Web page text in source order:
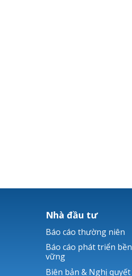
Nhà đầu tư
Báo cáo thường niên
Báo cáo phát triển bền
vững
Biên bản & Nghị quyết